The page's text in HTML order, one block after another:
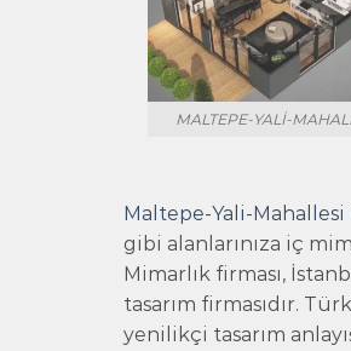
MALTEPE-YALI-
Maltepe-Yali-Mahallesi
gibi alanlarınıza iç
Mimarlık firması,
tasarım firmasıdır.
yenilikçi tasarım